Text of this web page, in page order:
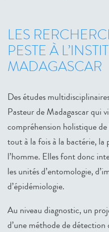
LES
PESTE À
MADAGASCAR
Des études
Pasteur de Madagascar qui
compréhension holistique de
tout à la fois à la bactérie, la
l’homme. Elles font donc
les unités d’entomologie,
d’épidémiologie.
Au niveau diagnostic, un
d’une méthode de détection